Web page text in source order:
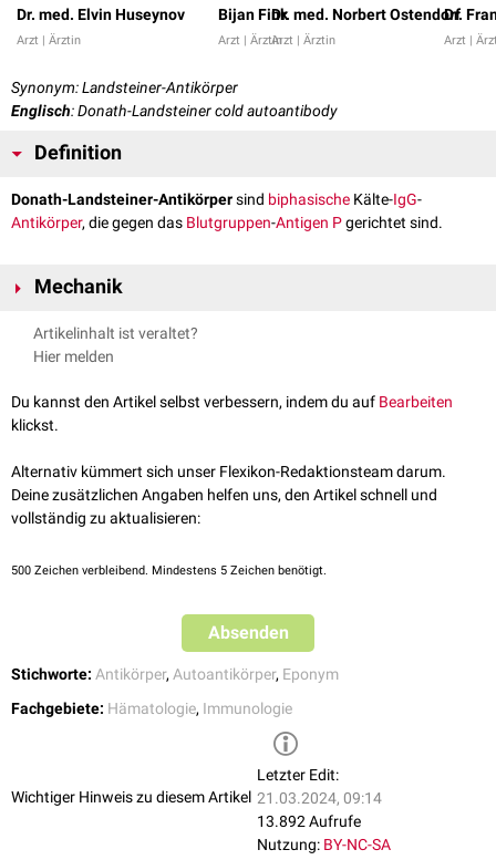
Dr. med. Elvin Huseynov
Arzt | Ärztin
Bijan Fink
Arzt | Ärztin
Dr. med. Norbert Ostendorf
Arzt | Ärztin
Dr.
Arzt |
Synonym: Landsteiner-Antikörper
Englisch: Donath-Landsteiner cold autoantibody
Definition
Donath-Landsteiner-Antikörpersind biphasische Kälte-IgG-
Antikörper, die gegen das Blutgruppen-Antigen Pgerichtet sind.
Mechanik
Die biphasischen Kälteantikörper binden bei niedrigen Temperaturen an
Erythrozyten und induzieren eine
Hämolyse
im Rahmen derparoxysmalen Kältehämoglobinurie
, einem
seltenen Untertyp der
autoimmunhämolytischen Anämie
Artikelinhalt ist veraltet?
Hier melden
Du kannst den Artikel selbst verbessern, indem du auf Bearbeiten
klickst.
Alternativ kümmert sich unser Flexikon-Redaktionsteam darum.
Deine zusätzlichen Angaben helfen uns, den Artikel schnell und
vollständig zu aktualisieren:
500 Zeichen verbleibend. Mindestens 5 Zeichen benötigt.
Absenden
Stichworte: Antikörper, Autoantikörper, Eponym
Fachgebiete: Hämatologie, Immunologie
Wichtiger Hinweis zu diesem Artikel
Letzter Edit:
21.03.2024, 09:14
13.892 Aufrufe
Nutzung: BY-NC-SA